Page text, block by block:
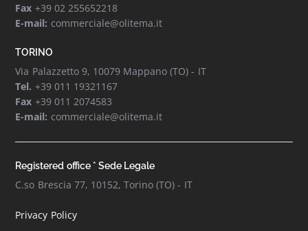
Fax +39 02 255652218
E-mail: commerciale@olitema.it
TORINO
Via Palazzetto 9, 10079 Mappano (TO) - IT
Tel. +39 011 19321167
Fax +39 011 2074583
E-mail: commerciale@olitema.it
Registered office * Sede Legale
C.so Brescia 77, 10152, Torino (TO) - IT
Privacy Policy